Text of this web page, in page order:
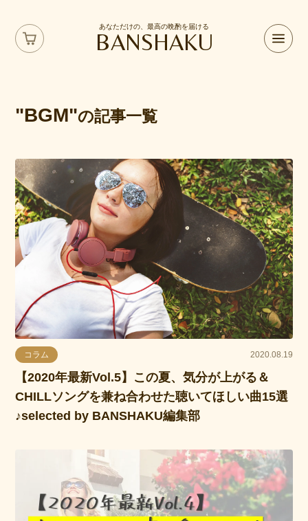
あなただけの、最高の晩酌を届ける
BANSHAKU
"BGM"の記事一覧
コラム 2020.08.19
【2020年最新Vol.5】この夏、気分が上がる＆
CHILLソングを兼ね合わせた聴いてほしい曲15選
♪selected by BANSHAKU編集部